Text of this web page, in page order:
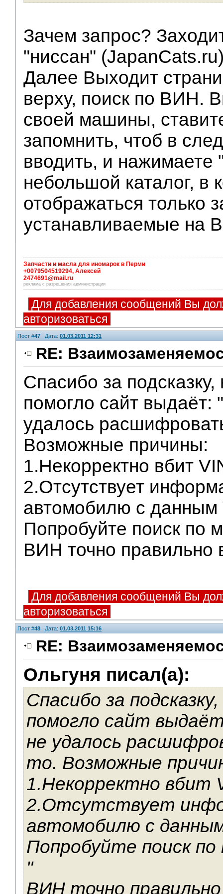
Зачем запрос?
"ниссан"
Далее Выходит
верху, поиск по ВИН.
своей машины,
запомнить, чтоб в
вводить, и нажимаете
небольшой каталог, в
отображаться только
устанавливаемые на
Запчасти и масла для иномарок в Перми
+0079504519294, Алексей
2474691@mail.ru
реклама с разрешения администрации
Для добавления сообщений Вы
авторизоваться
Пост #47 Дата: 01.03.2011 12:31
RE:
Спасибо за
помогло сайт
удалось
Возможные причины:
1.Некорректно вбит
2.Отсутствует
автомобилю с данным
Попробуйте поиск по
ВИН точно правильно
Для добавления сообщений Вы
авторизоваться
Пост #48 Дата: 01.03.2011 15:16
RE:
Ольгуня писал(а):
Спасибо за
помогло сайт
не удалось
то. Возможные
1.Некорректно вбит
2.Отсутствует
автомобилю с
Попробуйте поиск по
"
ВИН точно
V.I.P.